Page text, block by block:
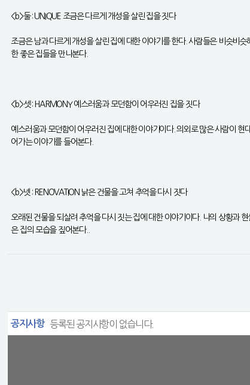
<b>둘 : UNIQUE 조금은 다르게 개성을 살린 집을 짓다
조금은 남과 다르게 개성을 살린 집에 대한 이야기를 한다. 사람들은 비슷비
한 좋은 집들을 만나본다.
<b>셋 : HARMONY 예스러움과 모던함이 어우러진 집을 짓다
예스러움과 모던함이 어우러진 집에 대한 이야기이다. 의외로 많은 사람이
어가는 이야기를 들어본다.
<b>넷 : RENOVATION 낡은 건물을 고쳐 추억을 다시 짓다
오래된 건물을 되살려 추억을 다시 짓는 집에 대한 이야기이다. 나의 상황과
은 집의 모습을 짚어본다..
공지사항 등록된 공지사항이 없습니다.